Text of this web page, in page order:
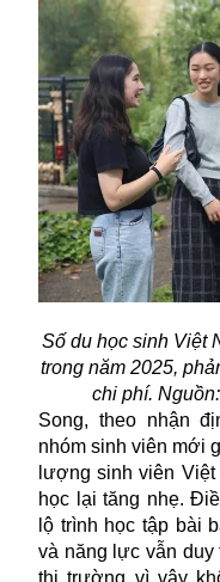
Số du học sinh Việt
trong năm 2025,
chi phí. Nguồn:
Song, theo nhận
nhóm sinh viên mới
lượng sinh viên
học lại tăng nhẹ.
lộ trình học tập bài
và năng lực vẫn